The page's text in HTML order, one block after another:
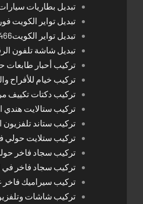
تبديل بطاريات
تبديل تواير الكويت
تبديل تواير الكويت50996466
تبديل شاشة تلفون
تركيب أحبار طابعات
تركيب خيام للأفراح
تركيب دكتات تكييف
تركيب ستالايت هندي
تركيب ستاند تلفزيون
تركيب ستلايت حولي
تركيب سجاد فاخر
تركيب سجاد فاخر في
تركيب سيراميك فاخر
تركيب شاشات